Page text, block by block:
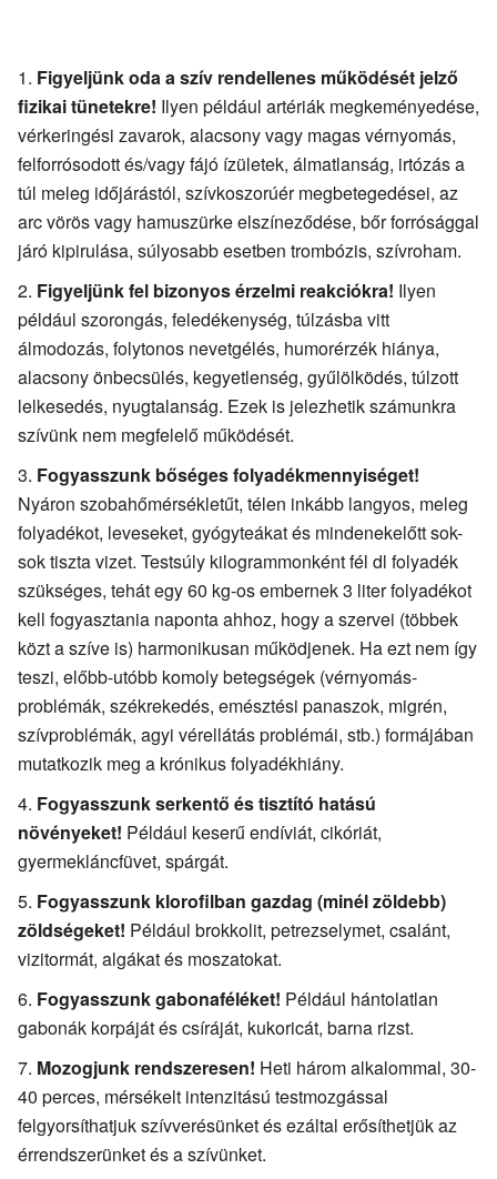
Figyeljünk oda a szív rendellenes működését jelző
fizikai tünetekre! Ilyen például artériák megkeményedése,
vérkeringési zavarok, alacsony vagy magas vérnyomás,
felforrósodott és/vagy fájó ízületek, álmatlanság, irtózás a
túl meleg időjárástól, szívkoszorúér megbetegedései, az
arc vörös vagy hamuszürke elszíneződése, bőr forrósággal
járó kipirulása, súlyosabb esetben trombózis, szívroham.
Figyeljünk fel bizonyos érzelmi reakciókra! Ilyen
például szorongás, feledékenység, túlzásba vitt
álmodozás, folytonos nevetgélés, humorérzék hiánya,
alacsony önbecsülés, kegyetlenség, gyűlölködés, túlzott
lelkesedés, nyugtalanság. Ezek is jelezhetik számunkra
szívünk nem megfelelő működését.
Fogyasszunk bőséges folyadékmennyiséget!
Nyáron szobahőmérsékletűt, télen inkább langyos, meleg
folyadékot, leveseket, gyógyteákat és mindenekelőtt sok-
sok tiszta vizet. Testsúly kilogrammonként fél dl folyadék
szükséges, tehát egy 60 kg-os embernek 3 liter folyadékot
kell fogyasztania naponta ahhoz, hogy a szervei (többek
közt a szíve is) harmonikusan működjenek. Ha ezt nem így
teszi, előbb-utóbb komoly betegségek (vérnyomás-
problémák, székrekedés, emésztési panaszok, migrén,
szívproblémák, agyi vérellátás problémái, stb.) formájában
mutatkozik meg a krónikus folyadékhiány.
Fogyasszunk serkentő és tisztító hatású
növényeket! Például keserű endíviát, cikóriát,
gyermekláncfüvet, spárgát.
Fogyasszunk klorofilban gazdag (minél zöldebb)
zöldségeket! Például brokkolit, petrezselymet, csalánt,
vizitormát, algákat és moszatokat.
Fogyasszunk gabonaféléket! Például hántolatlan
gabonák korpáját és csíráját, kukoricát, barna rizst.
Mozogjunk rendszeresen! Heti három alkalommal, 30-
40 perces, mérsékelt intenzitású testmozgással
felgyorsíthatjuk szívverésünket és ezáltal erősíthetjük az
érrendszerünket és a szívünket.